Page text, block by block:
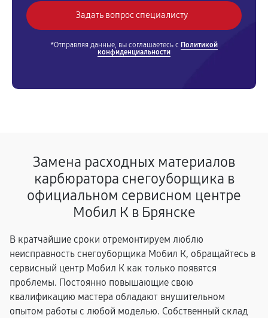
*Отправляя данные, вы соглашаетесь с Политикой
конфиденциальности
Замена расходных материалов
карбюратора снегоуборщика в
официальном сервисном центре
Мобил К в Брянске
В кратчайшие сроки отремонтируем люблю
неисправность снегоуборщика Мобил К, обращайтесь в
сервисный центр Мобил К как только появятся
проблемы. Постоянно повышающие свою
квалификацию мастера обладают внушительном
опытом работы с любой моделью. Собственный склад